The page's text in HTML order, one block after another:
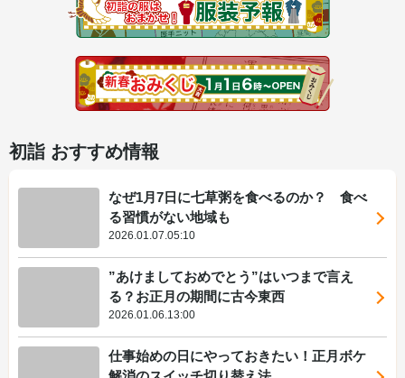
初詣 おすすめ情報
なぜ1月7日に七草粥を食べるのか？ 食べ
る習慣がない地域も
2026.01.07.05:10
”あけましておめでとう”はいつまで言え
る？お正月の期間に古今東西
2026.01.06.13:00
仕事始めの日にやっておきたい！正月ボケ